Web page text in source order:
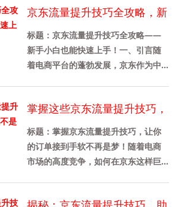
分......
京东流量提升技巧全攻略，新
手小白也能快速上手！
标题：京东流量提升技巧全攻略——
新手小白也能快速上手！一、引言随
着电商平台的蓬勃发展，京东作为中
商......
掌握这些京东流量提升技巧，
订单接到手软不是梦！
标题：掌握京东流量提升技巧，让你
的订单接到手软不再是梦！随着电商
市场的高度竞争，如何在京东这样巨